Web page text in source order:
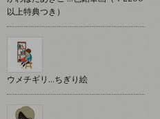
以上特典つき）
ウメチギリ…ちぎり絵